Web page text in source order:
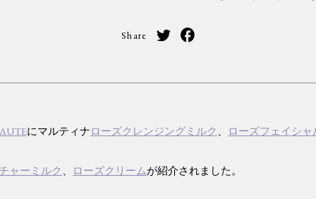
Share
にマルティナ ローズクレンジングミルク 、
ローズフェイシャ
ャーミルク 、 ローズクリームが紹介されました。